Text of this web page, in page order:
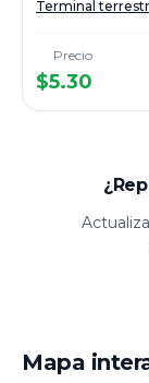
Terminal
Precio
$5.30
Mapa